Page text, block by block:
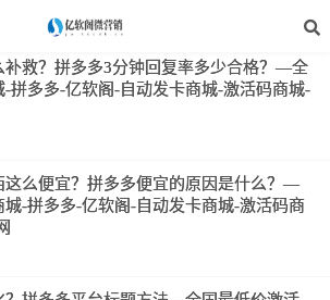
补救？拼多多3分钟回复率多少合格？—全
-拼多多-亿软阁-自动发卡商城-激活码商城-
这么便宜？拼多多便宜的原因是什么？—
-拼多多-亿软阁-自动发卡商城-激活码商